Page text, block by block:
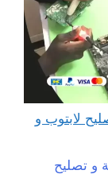
النويصيب 65511033 تصليح لابتوب و
و تصليح